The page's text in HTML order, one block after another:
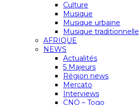
Culture
Musique
Musique urbaine
Musique traditionnelle
AFRIQUE
NEWS
Actualités
5 Majeurs
Région news
Mercato
Interviews
CNO – Togo